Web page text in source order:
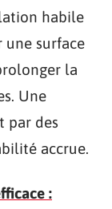
habile
surface
la
Une
par des
accrue.
: